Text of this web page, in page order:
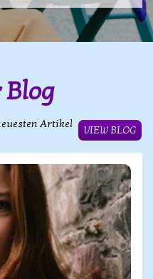
Artikel
VIEW BLOG